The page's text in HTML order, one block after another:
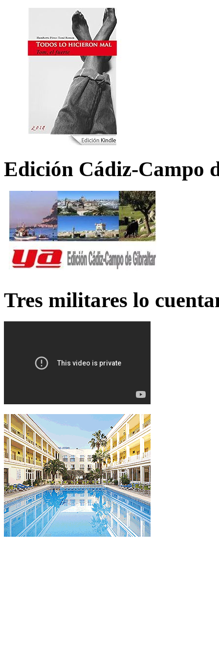
Edición Cádiz-Campo
Tres militares lo